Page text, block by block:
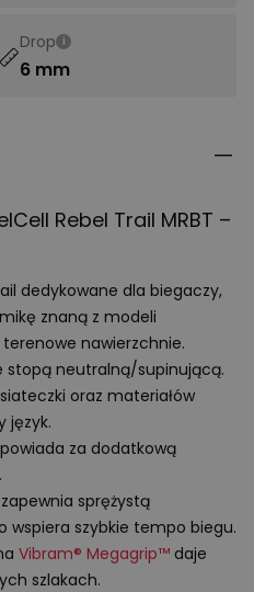
Drop i
6 mm
Rebel Trail MRBT –
dedykowane dla biegaczy,
znaną z modeli
nawierzchnie.
stopą neutralną/supinującą.
oraz materiałów
język.
za dodatkową
zapewnia sprężystą
szybkie tempo biegu.
Vibram® Megagrip™daje
szlakach.